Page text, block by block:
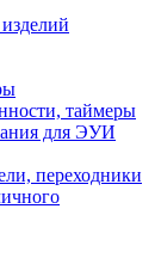
таймеры
для ЭУИ
переходники